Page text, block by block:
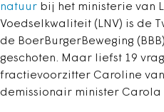
natuur bij het ministerie van
Voedselkwaliteit (LNV) is de
de BoerBurgerBeweging
geschoten. Maar liefst 19
fractievoorzitter Caroline
demissionair minister Carola